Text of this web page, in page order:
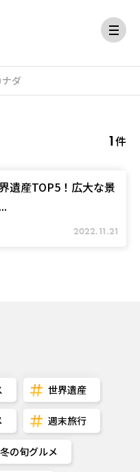
ナダ
1件
遺産TOP5！広大な景
2022.11.21
世界遺産
週末旅行
冬の旬グルメ